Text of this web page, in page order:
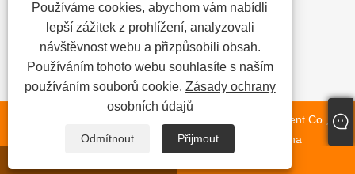
Používáme cookies, abychom vám nabídli
lepší zážitek z prohlížení, analyzovali
návštěvnost webu a přizpůsobili obsah.
Používáním tohoto webu souhlasíte s naším
používáním souborů cookie. Zásady ochrany
osobních údajů
Odmítnout Přijmout
Copyright © 2023 Dongguan Chunlei Intelligent Equipment Co.,
Ltd. – Páskový stroj, automatický etiketovací stroj, stroj na